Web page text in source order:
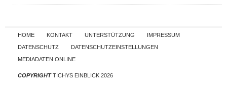
Skip to content
HOME KONTAKT UNTERSTÜTZUNG
IMPRESSUM
DATENSCHUTZ
DATENSCHUTZEINSTELLUNGEN
MEDIADATEN ONLINE
COPYRIGHTTICHYS EINBLICK 2026